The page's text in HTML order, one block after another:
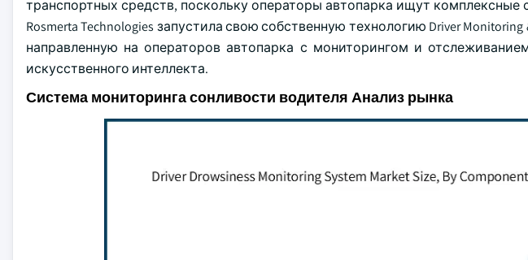
транспортных средств, поскольку операторы автопарка ищут комплексные
Rosmerta Technologies запустила свою собственную технологию Driver Monitoring
направленную на операторов автопарка с мониторингом и
искусственного интеллекта.
Система мониторинга сонливости водителя Анализ рынка